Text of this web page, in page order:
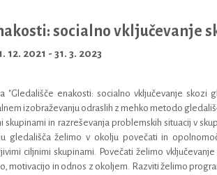
socialno vključevanje
2021 - 31. 3. 2023
"Gledališče enakosti: socialno vključevanje skozi
izobraževanju odraslih z mehko metodo
skupinami in razreševanja problemskih situacij v
gledališča želimo v okolju povečati in
ciljnimi skupinami. Povečati želimo
motivacijo in odnos z okoljem. Razviti želimo